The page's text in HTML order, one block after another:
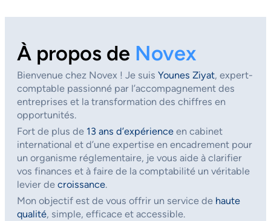
À propos de Novex
Bienvenue chez Novex ! Je suis Younes Ziyat, expert-
comptable passionné par l’accompagnement des
entreprises et la transformation des chiffres en
opportunités.
Fort de plus de 13 ans d’expérience en cabinet
international et d’une expertise en encadrement pour
un organisme réglementaire, je vous aide à clarifier
vos finances et à faire de la comptabilité un véritable
levier de croissance.
Mon objectif est de vous offrir un service de haute
qualité, simple, efficace et accessible.